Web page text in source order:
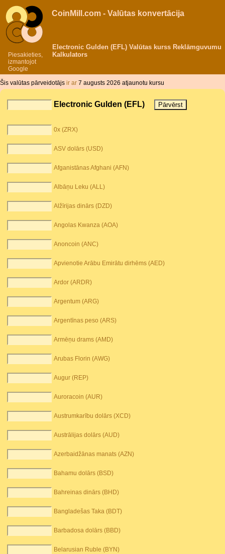
Piesakieties,
izmantojot
Google
CoinMill.com - Valūtas konvertācija
Electronic Gulden (EFL) Valūtas kurss Reklāmguvumu
Kalkulators
Šis valūtas pārveidotājs ir ar 7 augusts 2026 atjaunotu kursu
Electronic Gulden (EFL)
0x (ZRX)
ASV dolārs (USD)
Afganistānas Afghani (AFN)
Albāņu Leku (ALL)
Alžīrijas dinārs (DZD)
Angolas Kwanza (AOA)
Anoncoin (ANC)
Apvienotie Arābu Emirātu dirhēms (AED)
Ardor (ARDR)
Argentum (ARG)
Argentīnas peso (ARS)
Armēņu drams (AMD)
Arubas Florin (AWG)
Augur (REP)
Auroracoin (AUR)
Austrumkarību dolārs (XCD)
Austrālijas dolārs (AUD)
Azerbaidžānas manats (AZN)
Bahamu dolārs (BSD)
Bahreinas dinārs (BHD)
Bangladešas Taka (BDT)
Barbadosa dolārs (BBD)
Belarusian Ruble (BYN)